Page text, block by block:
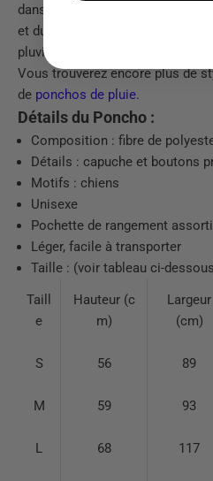
dans un
et durabilité. C'est le
pluvieuses, alliant style et
Vous trouverez encore plus de
de ponchos de pluie.
Détails du Poncho :
Composition : fibre de
Détails : capuche et boutons
Motifs : chiens
Unisexe
Pochette de rangement
Léger, facile à transporter
Taille : (voir tableau ci-
Taill
e
Hauteur (c
m)
Largeur
(cm)
S 56 89
M 59 93
L 68 117